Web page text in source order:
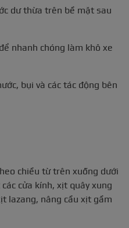
dư thừa trên bề mặt sau
nhanh chóng làm khô xe
bụi và các tác động bên
chiều từ trên xuống dưới
cửa kính, xịt quây xung
lazang, nâng cầu xịt gầm